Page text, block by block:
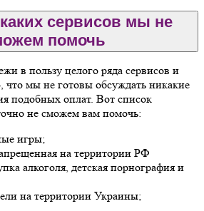
сервисов мы не
помочь
в пользу целого ряда сервисов и
мы не готовы обсуждать никакие
подобных оплат. Вот список
не сможем вам помочь:
игры;
на территории РФ
алкоголя, детская порнография и
на территории Украины;